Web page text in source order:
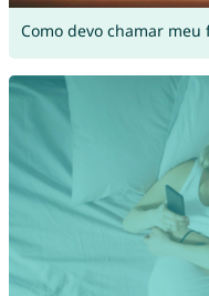
Como devo chamar meu